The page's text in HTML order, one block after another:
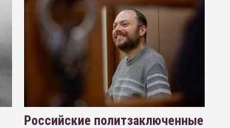
Российские политзаключенные